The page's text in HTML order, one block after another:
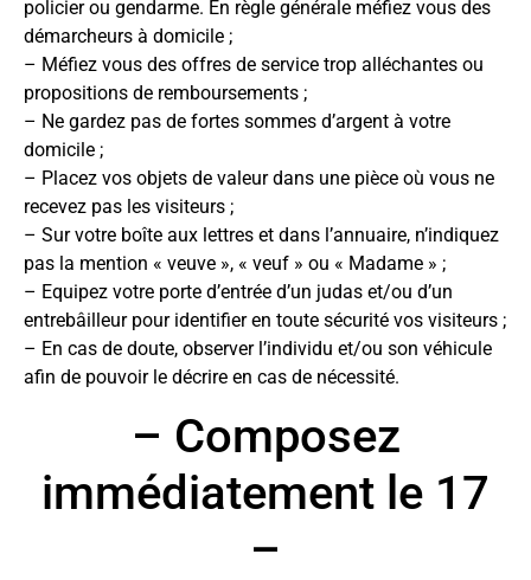
policier ou gendarme. En règle générale méfiez vous des
démarcheurs à domicile ;
– Méfiez vous des offres de service trop alléchantes ou
propositions de remboursements ;
– Ne gardez pas de fortes sommes d’argent à votre
domicile ;
– Placez vos objets de valeur dans une pièce où vous ne
recevez pas les visiteurs ;
– Sur votre boîte aux lettres et dans l’annuaire, n’indiquez
pas la mention « veuve », « veuf » ou « Madame » ;
– Equipez votre porte d’entrée d’un judas et/ou d’un
entrebâilleur pour identifier en toute sécurité vos visiteurs ;
– En cas de doute, observer l’individu et/ou son véhicule
afin de pouvoir le décrire en cas de nécessité.
– Composez
immédiatement le 17
–